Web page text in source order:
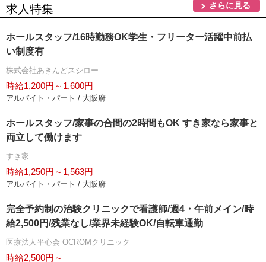
求人特集 さらに見る
ホールスタッフ/16時勤務OK学生・フリーター活躍中前払
い制度有
株式会社あきんどスシロー
時給1,200円～1,600円
アルバイト・パート / 大阪府
ホールスタッフ/家事の合間の2時間もOK すき家なら家事と
両立して働けます
すき家
時給1,250円～1,563円
アルバイト・パート / 大阪府
完全予約制の治験クリニックで看護師/週4・午前メイン/時
給2,500円/残業なし/業界未経験OK/自転車通勤
医療法人平心会 OCROMクリニック
時給2,500円～